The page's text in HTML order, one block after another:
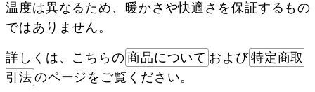
温度は異なるため、暖かさや快適さを保証するもの
ではありません。
詳しくは、こちらの 商品について および特定商取
引法 のページをご覧ください。